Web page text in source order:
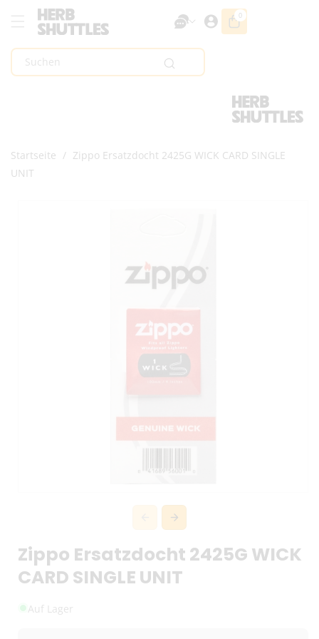
Springen
Suchen
0
0
Artikel
Startseite / Zippo Ersatzdocht 2425G WICK CARD SINGLE
UNIT
Zippo Ersatzdocht 2425G WICK
CARD SINGLE UNIT
Auf Lager